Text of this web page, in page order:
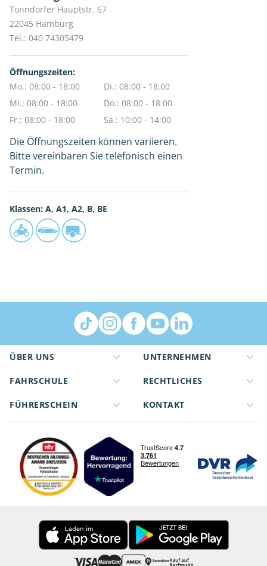
Tonndorfer Hauptstr. 67
22045 Hamburg
Tel.: 040 74305479
Öffnungszeiten:
Mo.: 08:00 - 18:00
Di.: 08:00 - 18:00
Mi.: 08:00 - 18:00
Do.: 08:00 - 18:00
Fr.: 08:00 - 18:00
Sa.: 10:00 - 14:00
Die Öffnungszeiten können variieren.
Bitte vereinbaren Sie telefonisch einen
Termin.
Klassen: A, A1, A2, B, BE
ÜBER UNS
FAHRSCHULE
FÜHRERSCHEIN
UNTERNEHMEN
RECHTLICHES
KONTAKT